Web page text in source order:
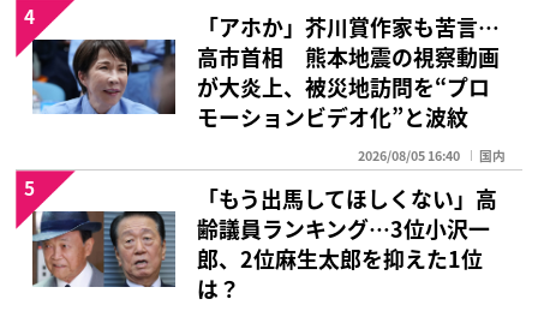
「アホか」芥川賞作家も苦言…
高市首相 熊本地震の視察動画
が大炎上、被災地訪問を“プロ
モーションビデオ化”と波紋
2026/08/05 16:40 国内
4
「もう出馬してほしくない」高
齢議員ランキング…3位小沢一
郎、2位麻生太郎を抑えた1位
は？
5